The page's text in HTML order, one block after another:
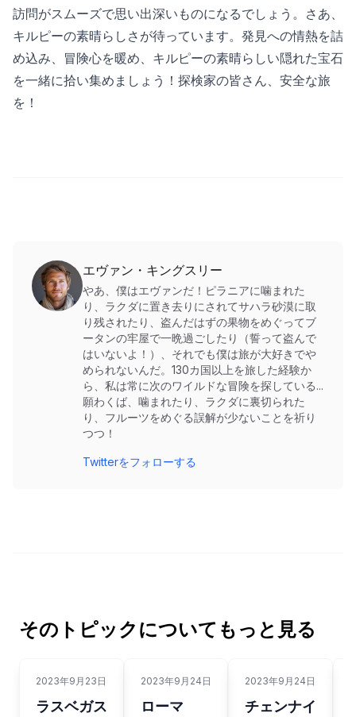
訪問がスムーズで思い出深いものになるでしょう。さあ、
キルピーの素晴らしさが待っています。発見への情熱を詰
め込み、冒険心を暖め、キルピーの素晴らしい隠れた宝石
を一緒に拾い集めましょう！探検家の皆さん、安全な旅
を！
エヴァン・キングスリー
やあ、僕はエヴァンだ！ピラニアに噛まれた
り、ラクダに置き去りにされてサハラ砂漠に取
り残されたり、盗んだはずの果物をめぐってブ
ータンの牢屋で一晩過ごしたり（誓って盗んで
はいないよ！）、それでも僕は旅が大好きでや
められないんだ。130カ国以上を旅した経験か
ら、私は常に次のワイルドな冒険を探している...
願わくば、噛まれたり、ラクダに裏切られた
り、フルーツをめぐる誤解が少ないことを祈り
つつ！
Twitterをフォローする
そのトピックについてもっと見る
2023年9月23日
ラスベガス
2023年9月24日
ローマ
2023年9月24日
チェンナイ